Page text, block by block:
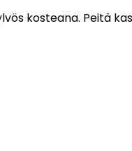
kosteana. Peitä